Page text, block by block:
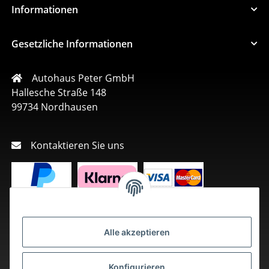
Alle akzeptieren
Informationen
Gesetzliche Informationen
Autohaus Peter GmbH
Hallesche Straße 148
99734 Nordhausen
Kontaktieren Sie uns